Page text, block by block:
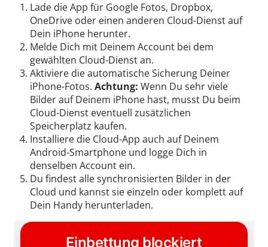
Lade die App für Google Fotos, Dropbox,
OneDrive oder einen anderen Cloud-Dienst auf
Dein iPhone herunter.
Melde Dich mit Deinem Account bei dem
gewählten Cloud-Dienst an.
Aktiviere die automatische Sicherung Deiner
iPhone-Fotos. Achtung: Wenn Du sehr viele
Bilder auf Deinem iPhone hast, musst Du beim
Cloud-Dienst eventuell zusätzlichen
Speicherplatz kaufen.
Installiere die Cloud-App auch auf Deinem
Android-Smartphone und logge Dich in
denselben Account ein.
Du findest alle synchronisierten Bilder in der
Cloud und kannst sie einzeln oder komplett auf
Dein Handy herunterladen.